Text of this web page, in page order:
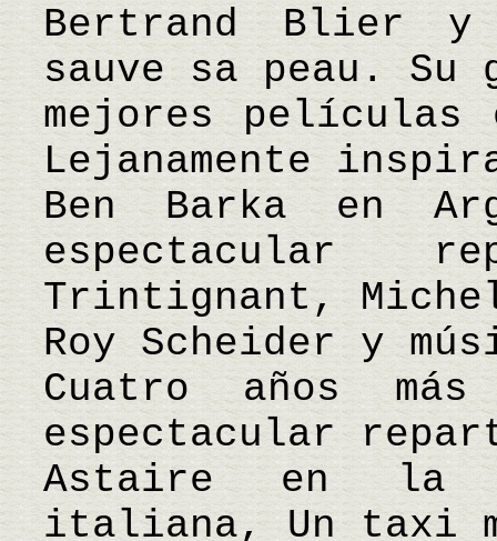
Bertrand Blier y
sauve sa peau.
mejores películas
Lejanamente
Ben Barka en
espectacular
Trintignant,
Roy Scheider y
Cuatro años
espectacular
Astaire en la
italiana, Un taxi